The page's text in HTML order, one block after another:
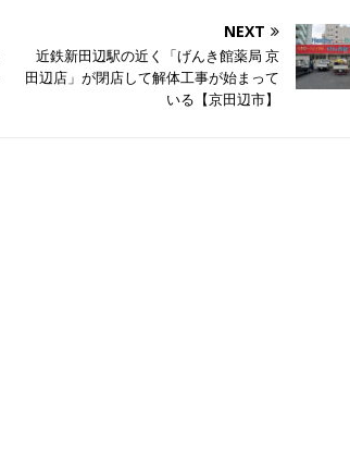
NEXT
近鉄新田辺駅の近く「げんき館薬局 京
田辺店」が閉店して解体工事が始まって
いる【京田辺市】